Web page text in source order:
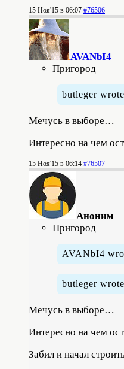
15 Ноя'15 в 06:07 #76506
AVANbI4
Пригород
butleger
Мечусь в выборе…
Интересно на чем
15 Ноя'15 в 06:14 #76507
Аноним
Пригород
AVANbI4
butleger
Мечусь в выборе…
Интересно на чем
Забил и начал